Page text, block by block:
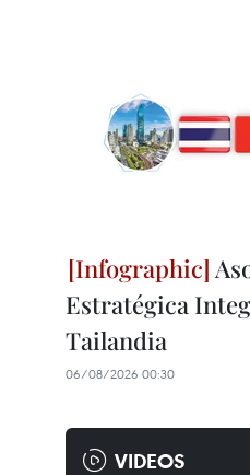
Estratégica
Tailandia
06/08/2026 00:30
VIDEOS